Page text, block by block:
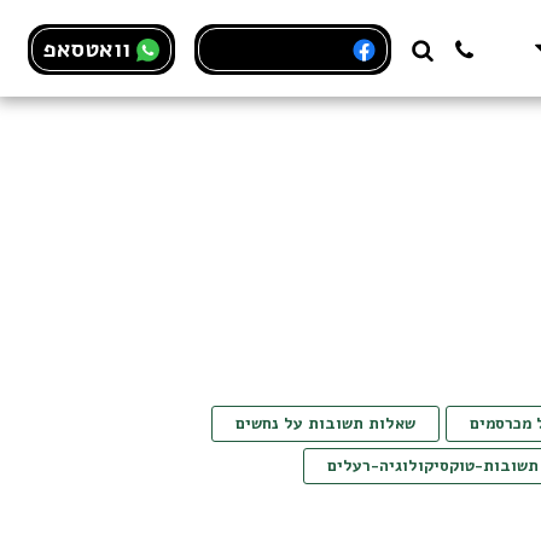
וואטסאפ
מכרסמים
שאלות תשובות על נחשים
טוקסיקולוגיה-רעלים